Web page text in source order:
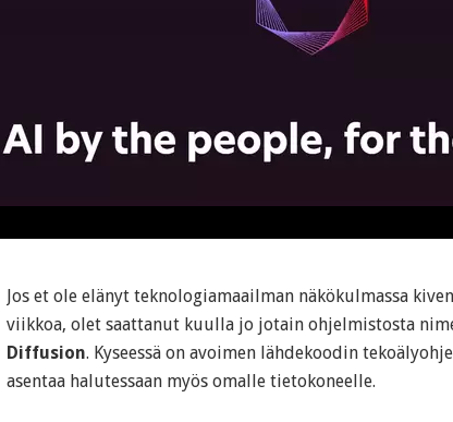
Jos et ole elänyt teknologiamaailman näkökulmassa
viikkoa, olet saattanut kuulla jo jotain ohjelmistosta
Diffusion. Kyseessä on avoimen lähdekoodin
asentaa halutessaan myös omalle tietokoneelle.